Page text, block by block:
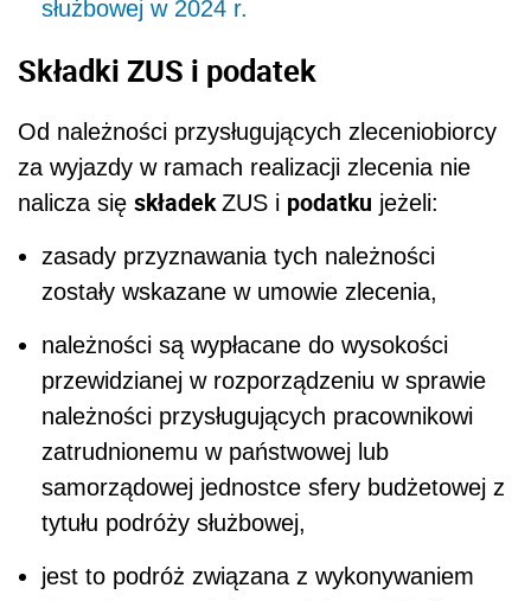
służbowej w 2024 r.
Składki ZUS i podatek
Od należności przysługujących zleceniobiorcy
za wyjazdy w ramach realizacji zlecenia nie
nalicza się składekZUS i podatku jeżeli:
zasady przyznawania tych należności
zostały wskazane w umowie zlecenia,
należności są wypłacane do wysokości
przewidzianej w rozporządzeniu w sprawie
należności przysługujących pracownikowi
zatrudnionemu w państwowej lub
samorządowej jednostce sfery budżetowej z
tytułu podróży służbowej,
jest to podróż związana z wykonywaniem